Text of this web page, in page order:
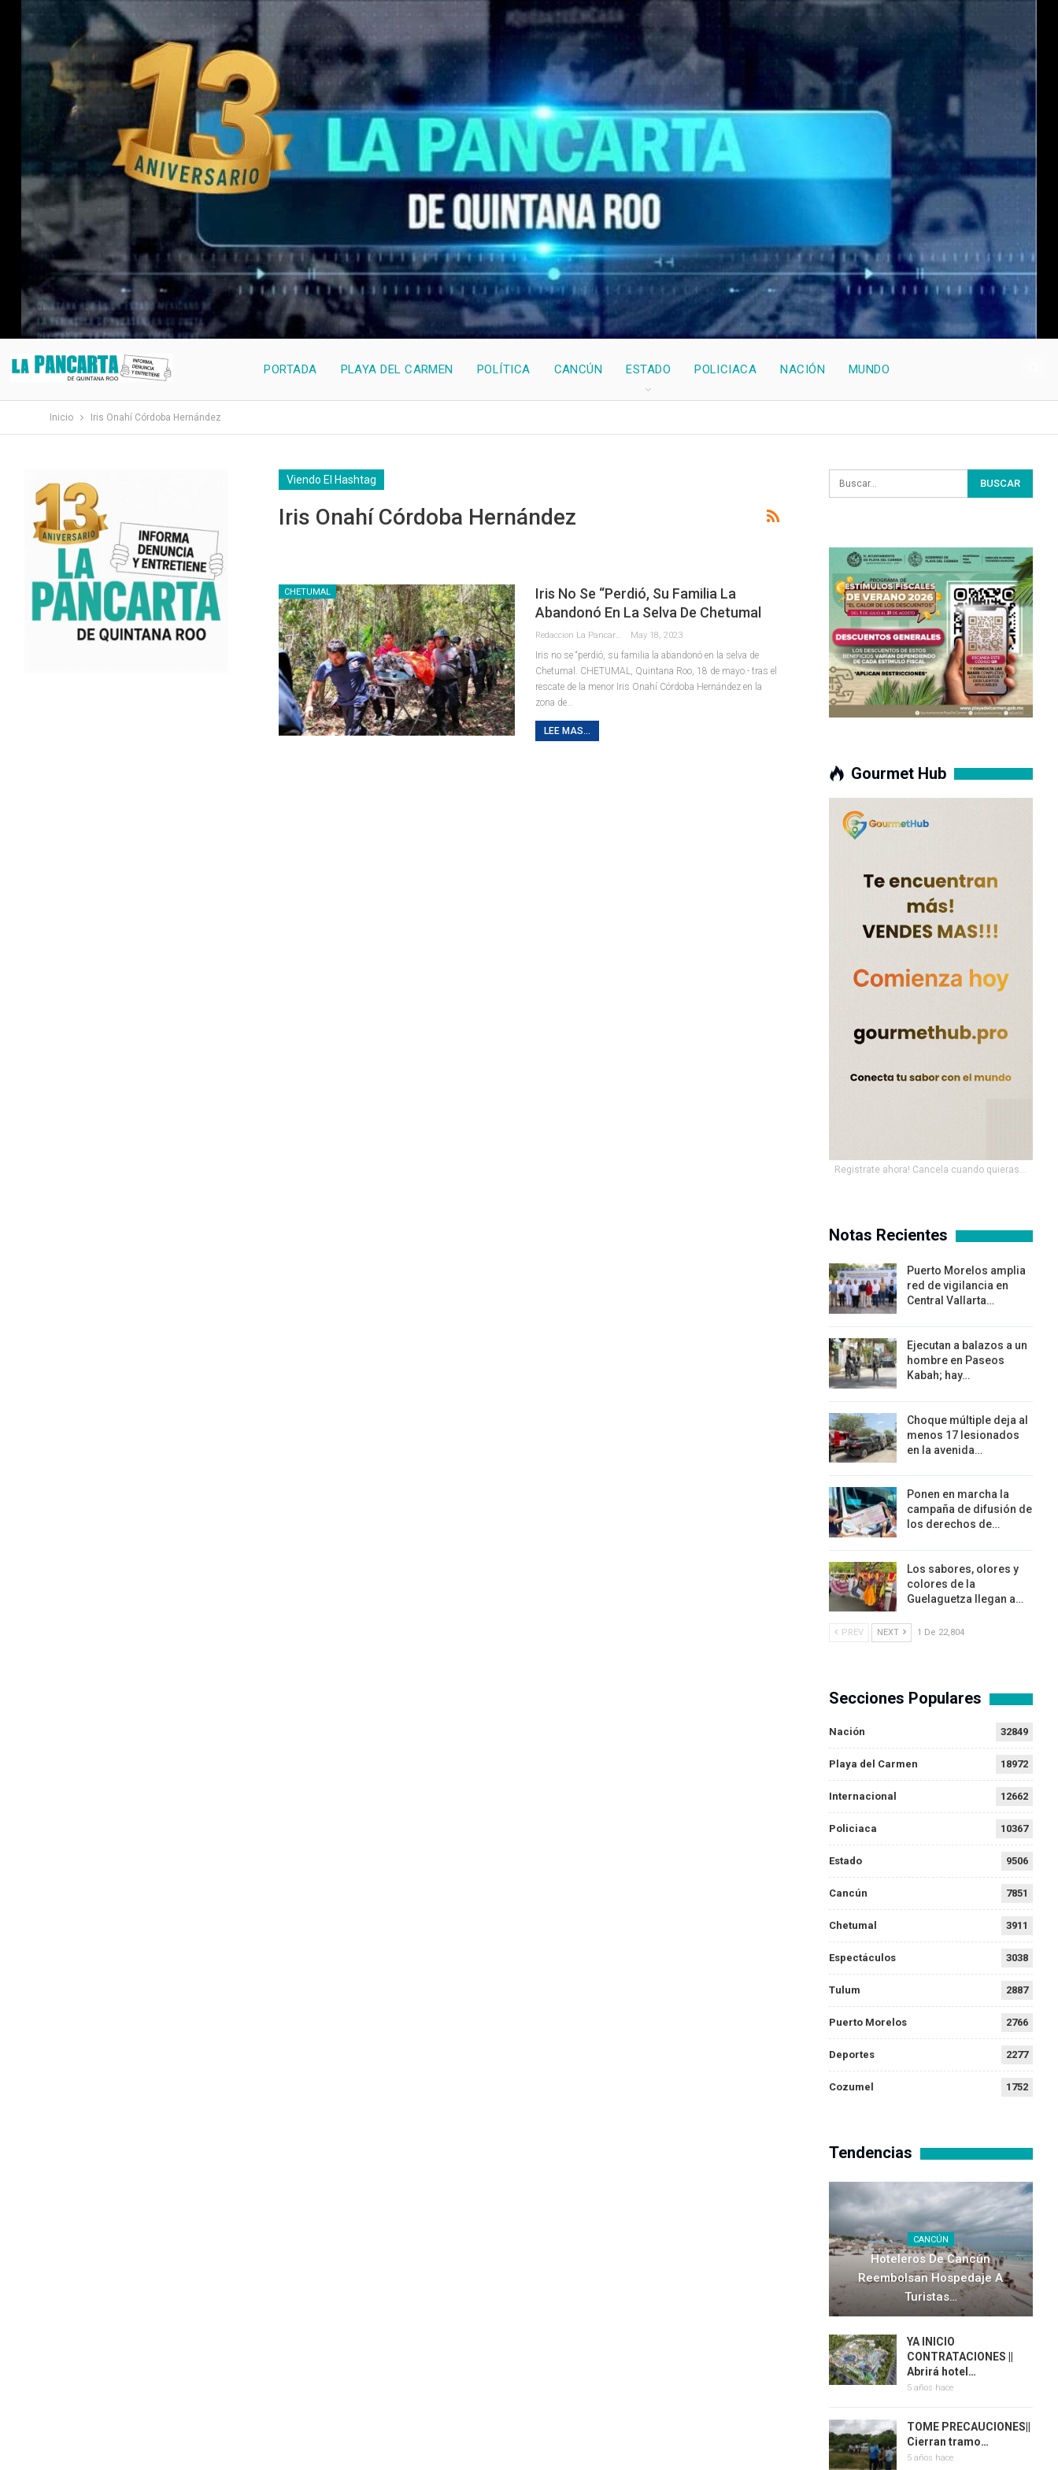
PORTADA PLAYA DEL CARMEN POLÍTICA CANCÚN ESTADO POLICIACA NACIÓN MUNDO
Inicio Iris Onahí Córdoba Hernández
Viendo El Hashtag
Iris Onahí Córdoba Hernández
CHETUMAL
Iris No Se “perdió, Su Familia La
Abandonó En La Selva De Chetumal
May 18, 2023
Iris no se “perdió, su familia la abandonó en la selva de
Chetumal. CHETUMAL, Quintana Roo, 18 de mayo.- tras el
rescate de la menor Iris Onahí Córdoba Hernández en la
zona de
LEE MAS...
Gourmet Hub
Registrate ahora! Cancela cuando quieras...
Notas Recientes
Puerto Morelos amplia
red de vigilancia en
Central Vallarta…
Ejecutan a balazos a un
hombre en Paseos
Kabah; hay…
Choque múltiple deja al
menos 17 lesionados
en la avenida…
Ponen en marcha la
campaña de difusión de
los derechos de…
Los sabores, olores y
colores de la
Guelaguetza llegan a…
PREV NEXT 1 De 22,804
Secciones Populares
Nación 32849
Playa del Carmen 18972
Internacional 12662
Policiaca 10367
Estado 9506
Cancún 7851
Chetumal 3911
Espectáculos 3038
Tulum 2887
Puerto Morelos 2766
Deportes 2277
Cozumel 1752
Tendencias
CANCÚN
Hoteleros De Cancún
Reembolsan Hospedaje A
Turistas…
YA INICIO
CONTRATACIONES ||
Abrirá hotel…
5 años hace
TOME PRECAUCIONES||
Cierran tramo…
5 años hace